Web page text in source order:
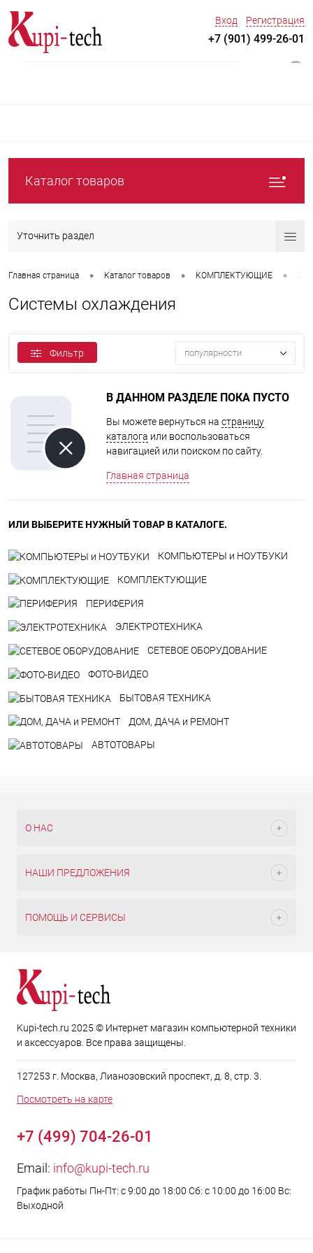
Вход Регистрация
+7 (901) 499-26-01
Каталог товаров
Уточнить раздел
Главная страница • Каталог товаров • КОМПЛЕКТУЮЩИЕ •
Системы охлаждения
Фильтр популярности
В ДАННОМ РАЗДЕЛЕ ПОКА ПУСТО
Вы можете вернуться на страницу
каталога или воспользоваться
навигацией или поиском по сайту.
Главная страница
ИЛИ ВЫБЕРИТЕ НУЖНЫЙ ТОВАР В КАТАЛОГЕ.
КОМПЬЮТЕРЫ и НОУТБУКИ
КОМПЛЕКТУЮЩИЕ
ПЕРИФЕРИЯ
ЭЛЕКТРОТЕХНИКА
СЕТЕВОЕ ОБОРУДОВАНИЕ
ФОТО-ВИДЕО
БЫТОВАЯ ТЕХНИКА
ДOM, ДАЧА и РЕМОНТ
АВТОТОВАРЫ
О НАС
НАШИ ПРЕДЛОЖЕНИЯ
ПОМОЩЬ И СЕРВИСЫ
Kupi-tech.ru 2025 © Интернет магазин компьютерной техники
и аксессуаров. Все права защищены.
127253 г. Москва, Лианозовский проспект, д. 8, стр. 3.
Посмотреть на карте
+7 (499) 704-26-01
Email: info@kupi-tech.ru
График работы Пн-Пт: с 9:00 до 18:00 Сб: с 10:00 до 16:00 Вс:
Выходной